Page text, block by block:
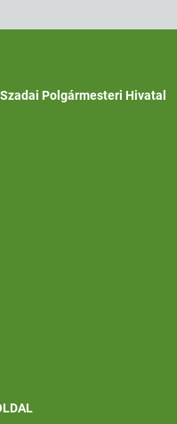
Polgármesteri Hivatal